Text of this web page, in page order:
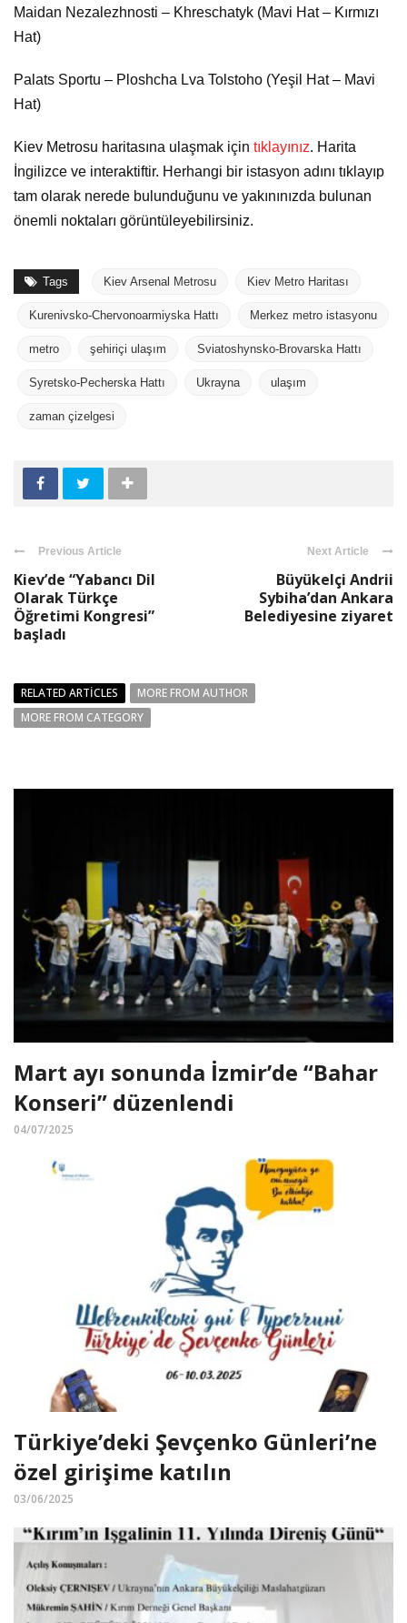
Maidan Nezalezhnosti – Khreschatyk (Mavi Hat – Kırmızı
Hat)
Palats Sportu – Ploshcha Lva Tolstoho (Yeşil Hat – Mavi
Hat)
Kiev Metrosu haritasına ulaşmak için tıklayınız. Harita
İngilizce ve interaktiftir. Herhangi bir istasyon adını tıklayıp
tam olarak nerede bulunduğunu ve yakınınızda bulunan
önemli noktaları görüntüleyebilirsiniz.
Tags Kiev Arsenal Metrosu Kiev Metro Haritası
Kurenivsko-Chervonoarmiyska Hattı Merkez metro istasyonu
metro şehiriçi ulaşım Sviatoshynsko-Brovarska Hattı
Syretsko-Pecherska Hattı Ukrayna ulaşım
zaman çizelgesi
Previous Article
Kiev’de “Yabancı Dil
Olarak Türkçe
Öğretimi Kongresi”
başladı
Next Article
Büyükelçi Andrii
Sybiha’dan Ankara
Belediyesine ziyaret
RELATED ARTICLES
MORE FROM AUTHOR
MORE FROM CATEGORY
Mart ayı sonunda İzmir’de “Bahar
Konseri” düzenlendi
04/07/2025
Türkiye’deki Şevçenko Günleri’ne
özel girişime katılın
03/06/2025